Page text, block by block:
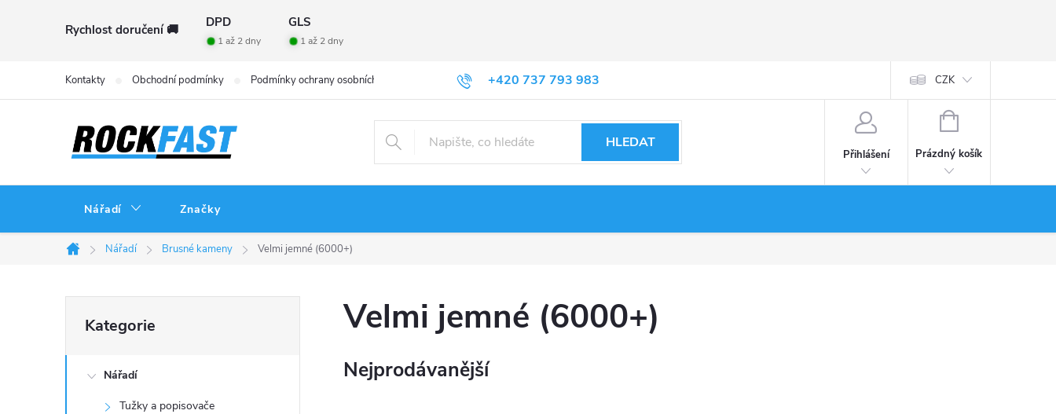
Rychlost doručení 🚚 DPD GLS
1 až 2 dny 1 až 2 dny
+420 737 793 983
Kontakty Obchodní podmínky Podmínky ochrany osobních údajů CZK
HLEDAT
Přihlášení
NÁKUPNÍ
Prázdný košík
Nářadí Značky
Domů
Nářadí Brusné kameny Velmi jemné (6000+)
o
kategorie
Kategorie
Nářadí
Tužky a popisovače
Velmi jemné (6000+)
Nejprodávanější